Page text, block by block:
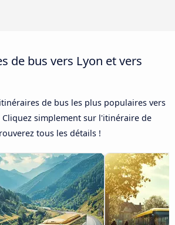
de bus vers Lyon et vers
de bus les plus populaires vers
Cliquez simplement sur l'itinéraire de
tous les détails !